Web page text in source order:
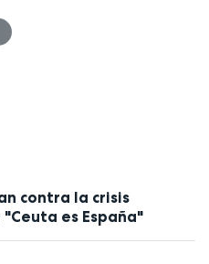
contra la crisis
es España"